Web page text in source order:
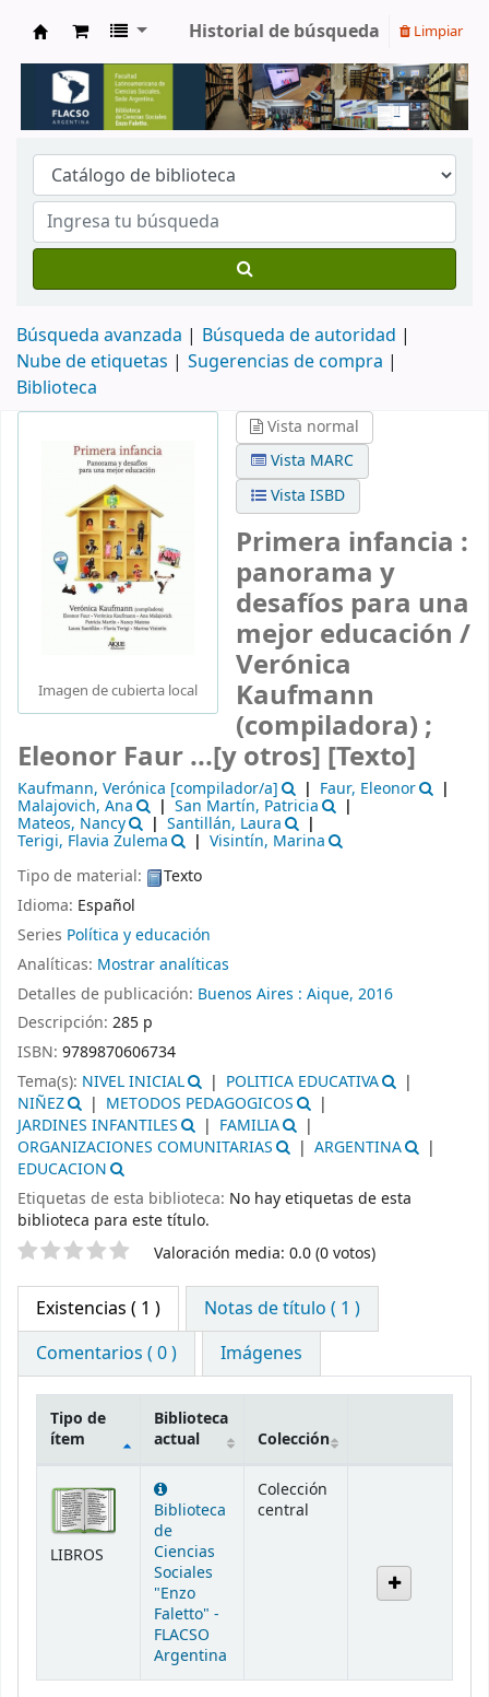
Biblioteca de Ciencias Sociales Enzo Faletto
Historial de búsqueda Limpiar
Búsqueda avanzada
Búsqueda de autoridad
Nube de etiquetas
Sugerencias de compra
Biblioteca
Imagen de cubierta local
Vista normal
Vista MARC
Vista ISBD
Primera infancia :
panorama y
desafíos para una
mejor educación /
Verónica
Kaufmann
(compiladora) ;
Eleonor Faur ...[y otros] [Texto]
Kaufmann, Verónica [compilador/a] Faur, Eleonor
Malajovich, Ana San Martín, Patricia
Mateos, Nancy Santillán, Laura
Terigi, Flavia Zulema
Visintín, Marina
Tipo de material:
Texto
Idioma: Español
Series Política y educación
Analíticas: Mostrar analíticas
Detalles de publicación: Buenos Aires : Aique, 2016
Descripción: 285 p
ISBN: 9789870606734
Tema(s): NIVEL INICIAL
POLITICA EDUCATIVA
NIÑEZ
METODOS PEDAGOGICOS
JARDINES INFANTILES
FAMILIA
ORGANIZACIONES COMUNITARIAS
ARGENTINA
EDUCACION
Etiquetas de esta biblioteca: No hay etiquetas de esta
biblioteca para este título.
Valoración Valoración media: 0.0 (0 votos)
Existencias ( 1 )
Notas de título ( 1 )
Comentarios ( 0 )
Imágenes
Tipo de
ítem
Biblioteca
actual
Colección
LIBROS
Biblioteca
de
Ciencias
Sociales
"Enzo
Faletto" -
FLACSO
Argentina
Colección
central